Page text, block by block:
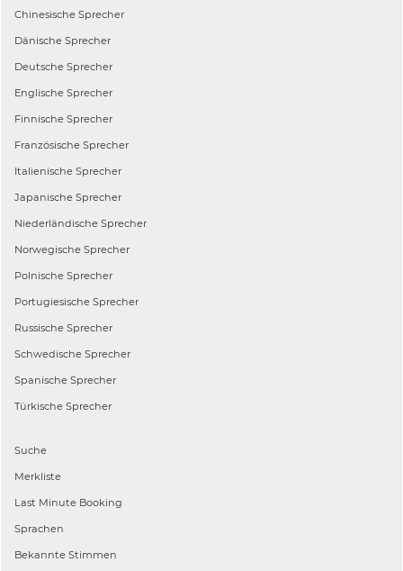
Chinesische Sprecher
Dänische Sprecher
Deutsche Sprecher
Englische Sprecher
Finnische Sprecher
Französische Sprecher
Italienische Sprecher
Japanische Sprecher
Niederländische Sprecher
Norwegische Sprecher
Polnische Sprecher
Portugiesische Sprecher
Russische Sprecher
Schwedische Sprecher
Spanische Sprecher
Türkische Sprecher
Suche
Merkliste
Last Minute Booking
Sprachen
Bekannte Stimmen